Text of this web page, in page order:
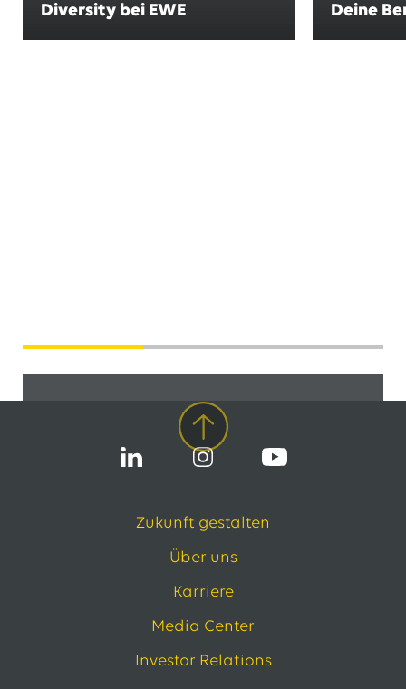
Diversity bei EWE Deine
Wie funktioniert der Bewerbungsprozess?
und weitere Fragen beantworten wir dir!
Zukunft gestalten
Über uns
Karriere
Media Center
Investor Relations